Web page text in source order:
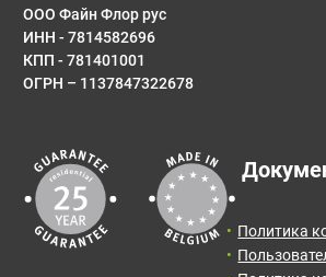
ООО Файн Флор рус
ИНН - 7814582696
КПП - 781401001
ОГРН – 1137847322678
Политика